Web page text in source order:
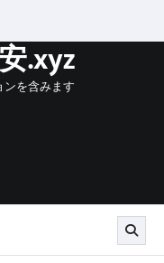
.xyz
ンを含みます